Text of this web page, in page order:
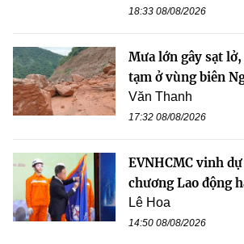
18:33 08/08/2026
Mưa lớn gây sạt
tạm ở vùng biên
Văn Thanh
17:32 08/08/2026
EVNHCMC vinh
chương Lao động
Lê Hoa
14:50 08/08/2026